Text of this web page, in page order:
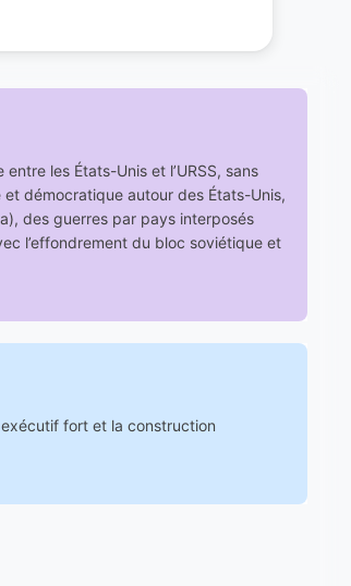
les États-Unis et l’URSS, sans
démocratique autour des États-Unis,
des guerres par pays interposés
l’effondrement du bloc soviétique et
fort et la construction